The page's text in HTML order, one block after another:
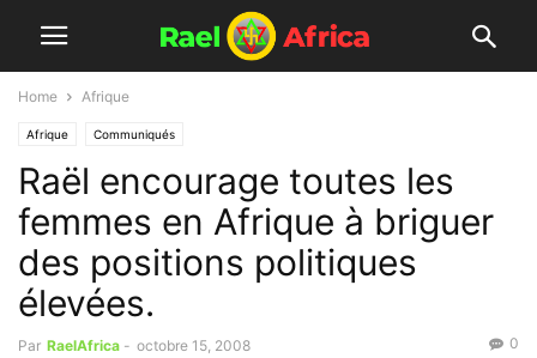
Home Afrique
Afrique Communiqués
Raël encourage toutes les
femmes en Afrique à briguer
des positions politiques
élevées.
Par RaelAfrica - octobre 15, 2008 0